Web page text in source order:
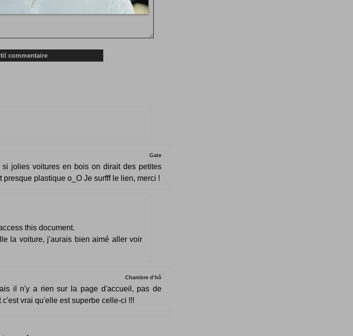
Gate
jolies voitures en bois on dirait des petites
presque plastique o_O Je surfff le lien, merci !
this document.
la voiture, j'aurais bien aimé aller voir
Chambre d'hô
il n'y a rien sur la page d'accueil, pas de
vrai qu'elle est superbe celle-ci !!!